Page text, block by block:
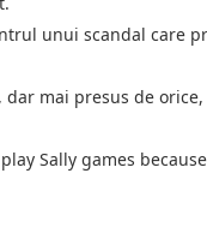
unui scandal care
mai presus de
Sally games